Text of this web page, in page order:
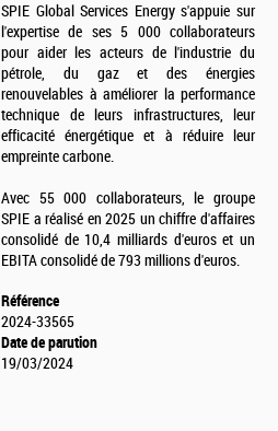
SPIE Global Services Energy s'appuie sur
l'expertise de ses 5 000 collaborateurs
pour aider les acteurs de l'industrie du
pétrole, du gaz et des énergies
renouvelables à améliorer la performance
technique de leurs infrastructures, leur
efficacité énergétique et à réduire leur
empreinte carbone.
Avec 55 000 collaborateurs, le groupe
SPIE a réalisé en 2025 un chiffre d'affaires
consolidé de 10,4 milliards d'euros et un
EBITA consolidé de 793 millions d'euros.
Référence
2024-33565
Date de parution
19/03/2024